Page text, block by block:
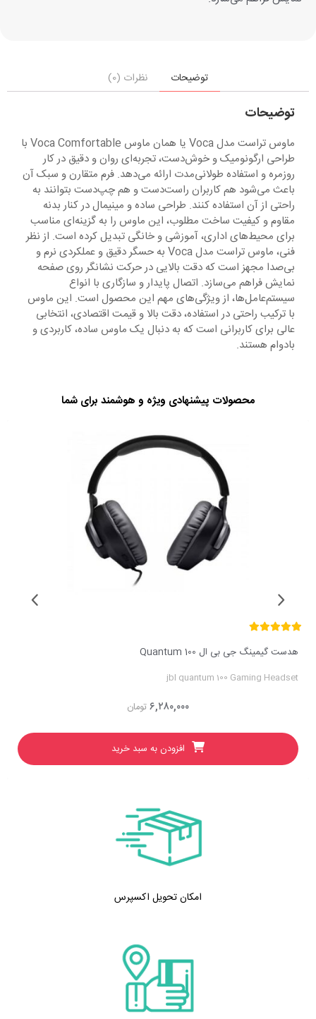
توضیحات نظرات (0)
توضیحات
ماوس تراست مدل Voca یا همان ماوس Voca Comfortable با
طراحی ارگونومیک و خوش‌دست، تجربه‌ای روان و دقیق در کار
روزمره و استفاده طولانی‌مدت ارائه می‌دهد. فرم متقارن و سبک آن
باعث می‌شود هم کاربران راست‌دست و هم چپ‌دست بتوانند به
راحتی از آن استفاده کنند. طراحی ساده و مینیمال در کنار بدنه
مقاوم و کیفیت ساخت مطلوب، این ماوس را به گزینه‌ای مناسب
برای محیط‌های اداری، آموزشی و خانگی تبدیل کرده است. از نظر
فنی، ماوس تراست مدل Voca به حسگر دقیق و عملکردی نرم و
بی‌صدا مجهز است که دقت بالایی در حرکت نشانگر روی صفحه
نمایش فراهم می‌سازد. اتصال پایدار و سازگاری با انواع
سیستم‌عامل‌ها، از ویژگی‌های مهم این محصول است. این ماوس
با ترکیب راحتی در استفاده، دقت بالا و قیمت اقتصادی، انتخابی
عالی برای کاربرانی است که به دنبال یک ماوس ساده، کاربردی و
بادوام هستند.
محصولات پیشنهادی ویژه و هوشمند برای شما
کیبورد گیمینگ لاجیتک مدل G413 MECHANICAL
Logitech G413 Mechanical Gaming Keyboard
تومان ۱۳,۵۰۰,۰۰۰
افزودن به سبد خرید
امکان تحویل اکسپرس